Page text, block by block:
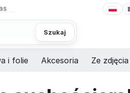
Szukaj
i folie Akcesoria Ze zdjęcia